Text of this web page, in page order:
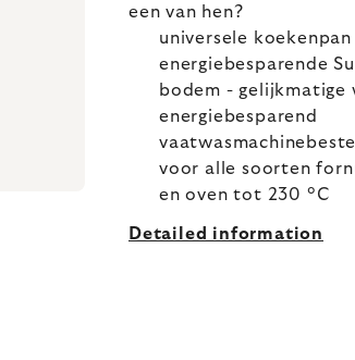
een van hen?
universele
energiebesparende
bodem - gelijkmatige
energiebesparend
voor alle soorten
en oven tot 230 °C
Detailed information